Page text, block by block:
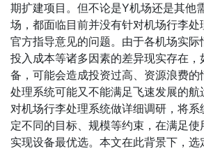
期扩建项目。但不论是Y机场还是其他
场，都面临目前并没有针对机场行李处
官方指导意见的问题。由于各机场实际
投入成本等诸多因素的差异现实存在
备，可能会造成投资过高、资源浪费
处理系统可能又不能满足飞速发展的
对机场行李处理系统做详细调研，将系
定不同的目标、规模等约束，在满足
实现设备最优选。本文在此背景下，